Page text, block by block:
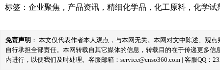
标签： 企业聚焦 ， 产品资讯 ， 精细化学品 ， 化工原料 ， 化学试
免责声明 ： 本文仅代表作者本人观点，与本网无关。本网对文中陈述、观
自行承担全部责任。本网转载自其它媒体的信息，转载目的在于传递更多
内进行，以便我们及时处理。客服邮箱：service@cnso360.com | 客服QQ：